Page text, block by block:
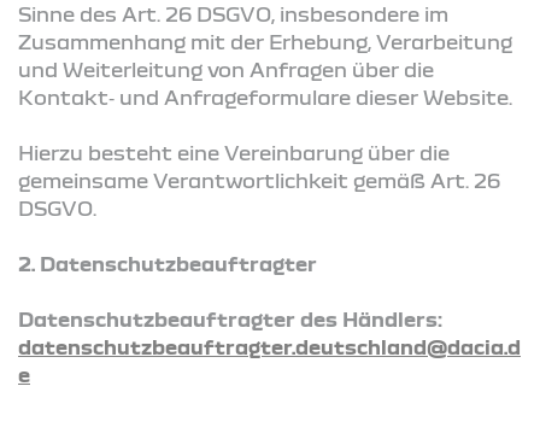
Sinne des Art. 26 DSGVO, insbesondere im
Zusammenhang mit der Erhebung, Verarbeitung
und Weiterleitung von Anfragen über die
Kontakt‑ und Anfrageformulare dieser Website.
Hierzu besteht eine Vereinbarung über die
gemeinsame Verantwortlichkeit gemäß Art. 26
DSGVO.
2. Datenschutzbeauftragter
Datenschutzbeauftragter des Händlers:
datenschutzbeauftragter.deutschland@dacia.d
e